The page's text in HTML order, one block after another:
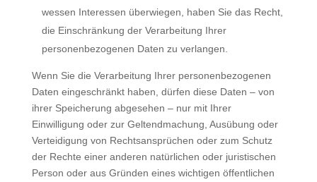
wessen Interessen überwiegen, haben Sie das Recht,
die Einschränkung der Verarbeitung Ihrer
personenbezogenen Daten zu verlangen.
Wenn Sie die Verarbeitung Ihrer personenbezogenen
Daten eingeschränkt haben, dürfen diese Daten – von
ihrer Speicherung abgesehen – nur mit Ihrer
Einwilligung oder zur Geltendmachung, Ausübung oder
Verteidigung von Rechtsansprüchen oder zum Schutz
der Rechte einer anderen natürlichen oder juristischen
Person oder aus Gründen eines wichtigen öffentlichen